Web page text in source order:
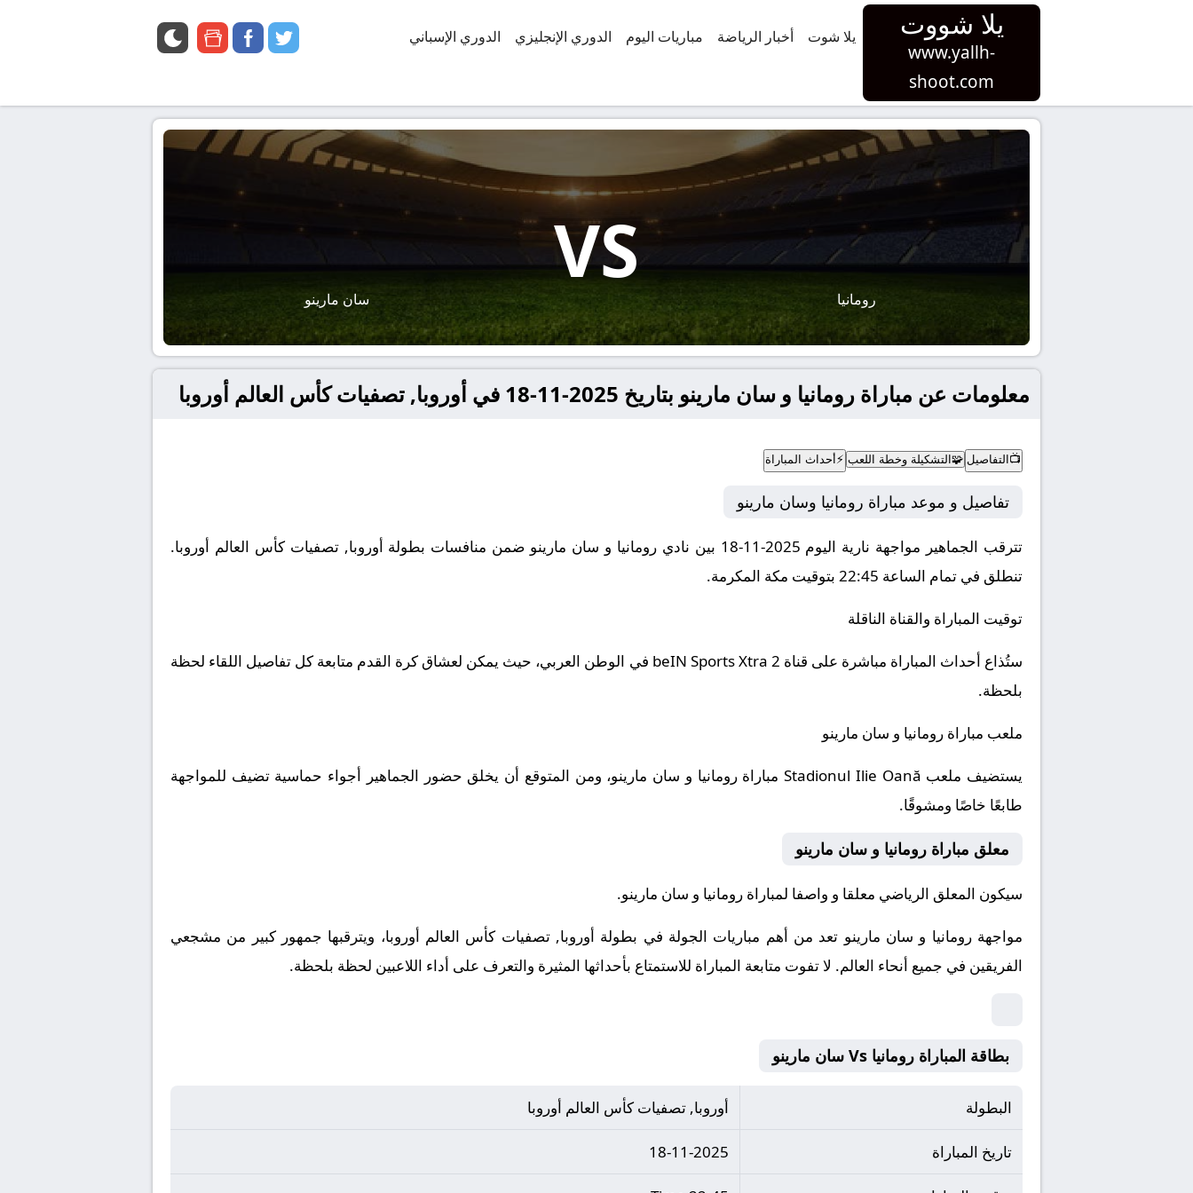
يلا شووت
www.yallh-
shoot.com
يلا شوت أخبار الرياضة مباريات اليوم الدوري الإنجليزي الدوري الإسباني twitter
facebook
google
رومانيا
VS
سان مارينو
معلومات عن مباراة رومانيا و سان مارينو بتاريخ 2025-11-18 في أوروبا, تصفيات كأس العالم أوروبا
📺 التفاصيل 🧩 التشكيلة وخطة اللعب ⚡ أحداث المباراة
تفاصيل و موعد مباراة رومانيا وسان مارينو
تترقب الجماهير مواجهة نارية اليوم 2025-11-18 بين نادي رومانيا و سان مارينو ضمن منافسات بطولة أوروبا, تصفيات كأس العالم أوروبا.
تنطلق في تمام الساعة 22:45 بتوقيت مكة المكرمة.
توقيت المباراة والقناة الناقلة
ستُذاع أحداث المباراة مباشرة على قناة beIN Sports Xtra 2 في الوطن العربي، حيث يمكن لعشاق كرة القدم متابعة كل تفاصيل اللقاء لحظة
بلحظة.
ملعب مباراة رومانيا و سان مارينو
يستضيف ملعب Stadionul Ilie Oană مباراة رومانيا و سان مارينو، ومن المتوقع أن يخلق حضور الجماهير أجواء حماسية تضيف للمواجهة
طابعًا خاصًا ومشوقًا.
معلق مباراة رومانيا و سان مارينو
سيكون المعلق الرياضي معلقا و واصفا لمباراة رومانيا و سان مارينو.
مواجهة رومانيا و سان مارينو تعد من أهم مباريات الجولة في بطولة أوروبا, تصفيات كأس العالم أوروبا، ويترقبها جمهور كبير من مشجعي
الفريقين في جميع أنحاء العالم. لا تفوت متابعة المباراة للاستمتاع بأحداثها المثيرة والتعرف على أداء اللاعبين لحظة بلحظة.
بطاقة المباراة رومانيا Vs سان مارينو
البطولة أوروبا, تصفيات كأس العالم أوروبا
تاريخ المباراة 18-11-2025